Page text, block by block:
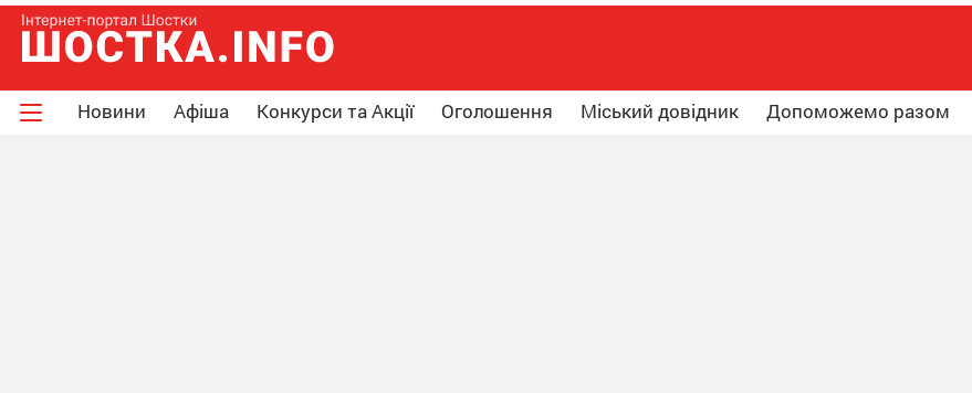
Новини Афіша Конкурси та Акції Оголошення Міський довідник Допоможемо разом